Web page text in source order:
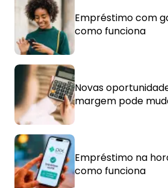
Empréstimo com
como funciona
Novas
margem pode
Empréstimo na
como funciona